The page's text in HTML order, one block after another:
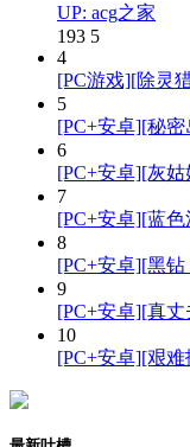
UP: acg之家
193 5
4
[PC游戏][除灵
5
[PC+安卓][秘密
6
[PC+安卓][灰姑
7
[PC+安卓][蓝色
8
[PC+安卓][黑钻
9
[PC+安卓][真丈
10
[PC+安卓][艰难